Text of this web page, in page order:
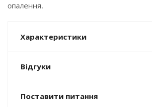
опалення.
Характеристики
Відгуки
Поставити питання